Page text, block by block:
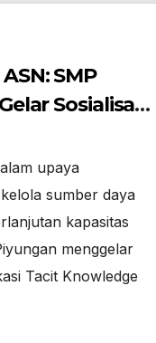
SMP
Sosialisasi
upaya
sumber daya
kapasitas
menggelar
Tacit Knowledge